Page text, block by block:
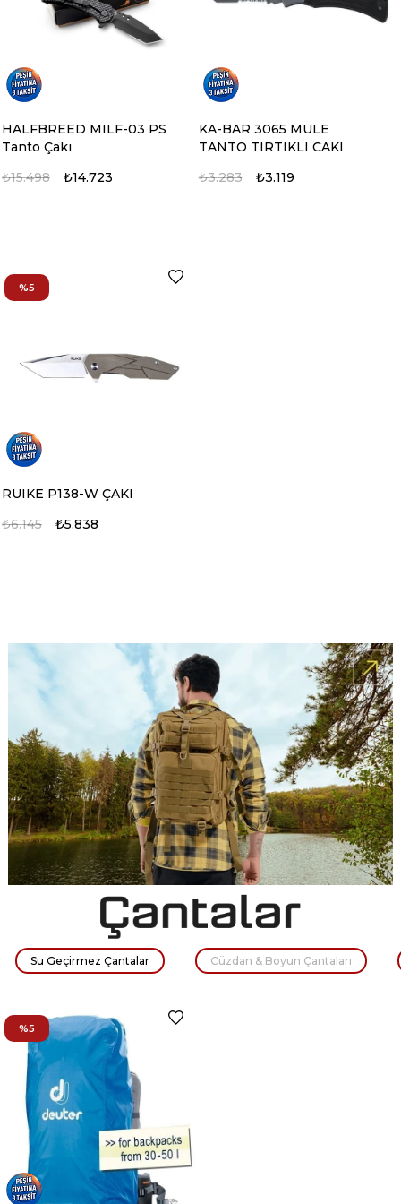
HALFBREED MILF-03 PS
Tanto Çakı
₺14.723
₺15.498
KA-BAR 3065 MULE
TANTO TIRTIKLI CAKI
₺3.119
₺3.283
RUIKE P138-W ÇAKI
₺5.838
₺6.145
%5
KA-BAR BK14 Becker
Eskabar Kamp Bıçağı
₺6.889
₺7.251
KA-BAR Short Tanto
Taktik Bıçak
₺9.254
₺9.741
Su Geçirmez Çantalar Cüzdan & Boyun Çantaları
%5